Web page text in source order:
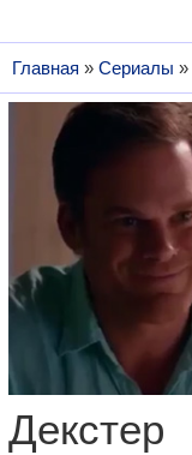
Главная » Сериалы »
Декстер